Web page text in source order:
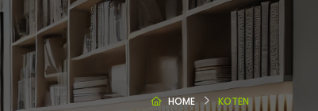
HOME KOTEN